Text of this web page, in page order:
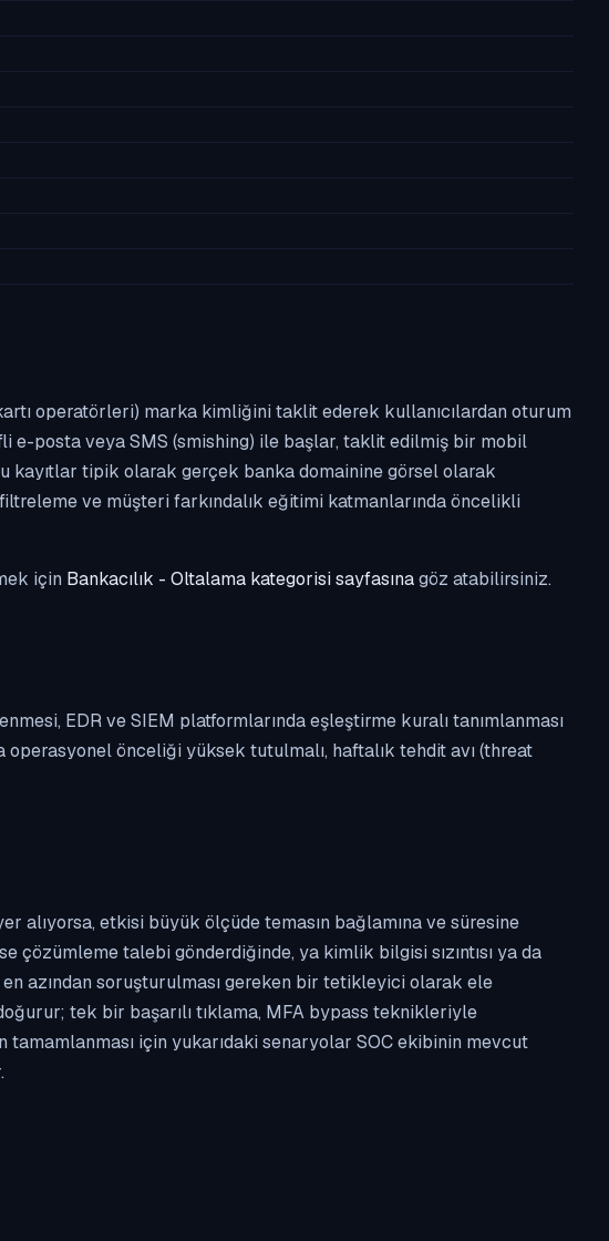
operatörleri) marka kimliğini taklit ederek kullanıcılardan oturum
e-posta veya SMS (smishing) ile başlar, taklit edilmiş bir mobil
kayıtlar tipik olarak gerçek banka domainine görsel olarak
ve müşteri farkındalık eğitimi katmanlarında öncelikli
için Bankacılık - Oltalama kategorisi sayfasınagöz atabilirsiniz.
EDR ve SIEM platformlarında eşleştirme kuralı tanımlanması
önceliği yüksek tutulmalı, haftalık tehdit avı (threat
alıyorsa, etkisi büyük ölçüde temasın bağlamına ve süresine
çözümleme talebi gönderdiğinde, ya kimlik bilgisi sızıntısı ya da
azından soruşturulması gereken bir tetikleyici olarak ele
tek bir başarılı tıklama, MFA bypass teknikleriyle
için yukarıdaki senaryolar SOC ekibinin mevcut